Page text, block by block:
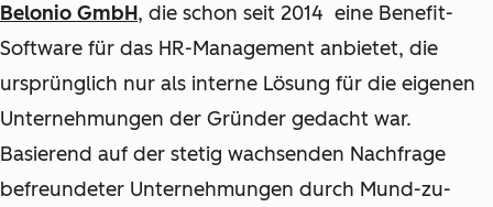
Belonio GmbH, die schon seit 2014 eine Benefit-
Software für das HR-Management anbietet, die
ursprünglich nur als interne Lösung für die eigenen
Unternehmungen der Gründer gedacht war.
Basierend auf der stetig wachsenden Nachfrage
befreundeter Unternehmungen durch Mund-zu-